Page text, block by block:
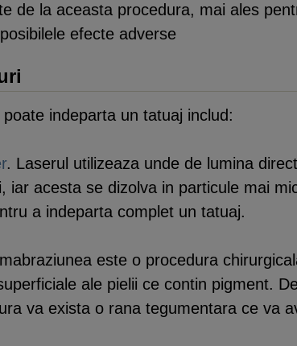
de la aceasta procedura, mai ales
efecte adverse
indeparta un tatuaj includ:
. Laserul utilizeaza unde de lumina
iar acesta se dizolva in particule mai
a indeparta complet un tatuaj.
este o procedura
ale pielii ce contin pigment.
va exista o rana tegumentara ce va